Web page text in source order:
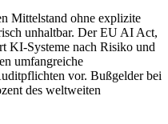
Mittelstand ohne explizite
unhaltbar. Der EU AI Act,
KI-Systeme nach Risiko und
umfangreiche
vor. Bußgelder bei
des weltweiten